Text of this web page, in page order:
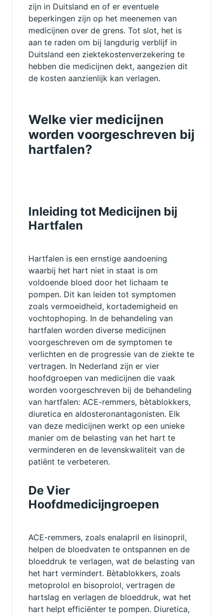
zijn in Duitsland en of er eventuele
beperkingen zijn op het meenemen van
medicijnen over de grens. Tot slot, het is
aan te raden om bij langdurig verblijf in
Duitsland een ziektekostenverzekering te
hebben die medicijnen dekt, aangezien dit
de kosten aanzienlijk kan verlagen.
Welke vier medicijnen
worden voorgeschreven bij
hartfalen?
Inleiding tot Medicijnen bij
Hartfalen
Hartfalen is een ernstige aandoening
waarbij het hart niet in staat is om
voldoende bloed door het lichaam te
pompen. Dit kan leiden tot symptomen
zoals vermoeidheid, kortademigheid en
vochtophoping. In de behandeling van
hartfalen worden diverse medicijnen
voorgeschreven om de symptomen te
verlichten en de progressie van de ziekte te
vertragen. In Nederland zijn er vier
hoofdgroepen van medicijnen die vaak
worden voorgeschreven bij de behandeling
van hartfalen: ACE-remmers, bètablokkers,
diuretica en aldosteronantagonisten. Elk
van deze medicijnen werkt op een unieke
manier om de belasting van het hart te
verminderen en de levenskwaliteit van de
patiënt te verbeteren.
De Vier
Hoofdmedicijngroepen
ACE-remmers, zoals enalapril en lisinopril,
helpen de bloedvaten te ontspannen en de
bloeddruk te verlagen, wat de belasting van
het hart vermindert. Bètablokkers, zoals
metoprolol en bisoprolol, vertragen de
hartslag en verlagen de bloeddruk, wat het
hart helpt efficiënter te pompen. Diuretica,